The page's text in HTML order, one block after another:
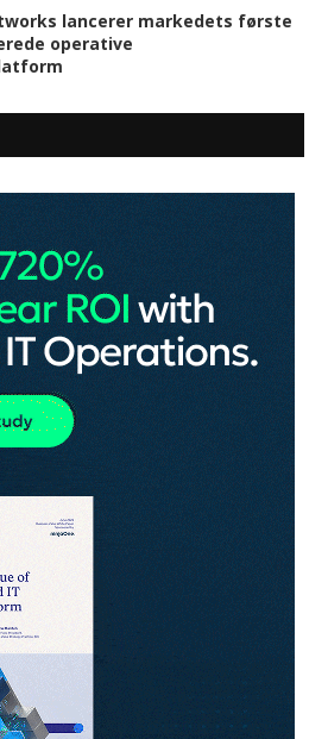
lancerer markedets første
operative